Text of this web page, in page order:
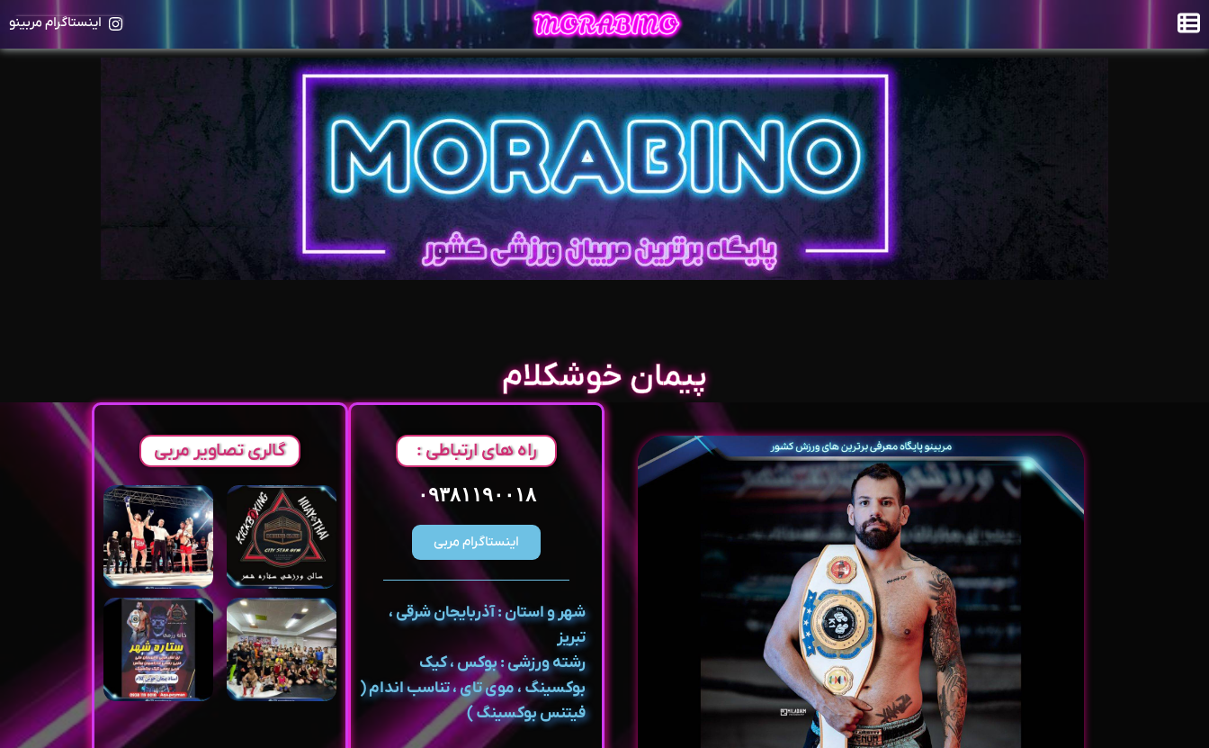
اینستاگرام مربینو
پیمان خوشکلام
راه های ارتباطی :
۰۹۳۸۱۱۹۰۰۱۸
اینستاگرام مربی
شهر و استان : آذربایجان شرقی ،
تبریز
رشته ورزشی : بوکس‌ ، کیک
بوکسینگ ، موی تای ، تناسب اندام (
فیتنس بوکسینگ )
گالری تصاویر مربی